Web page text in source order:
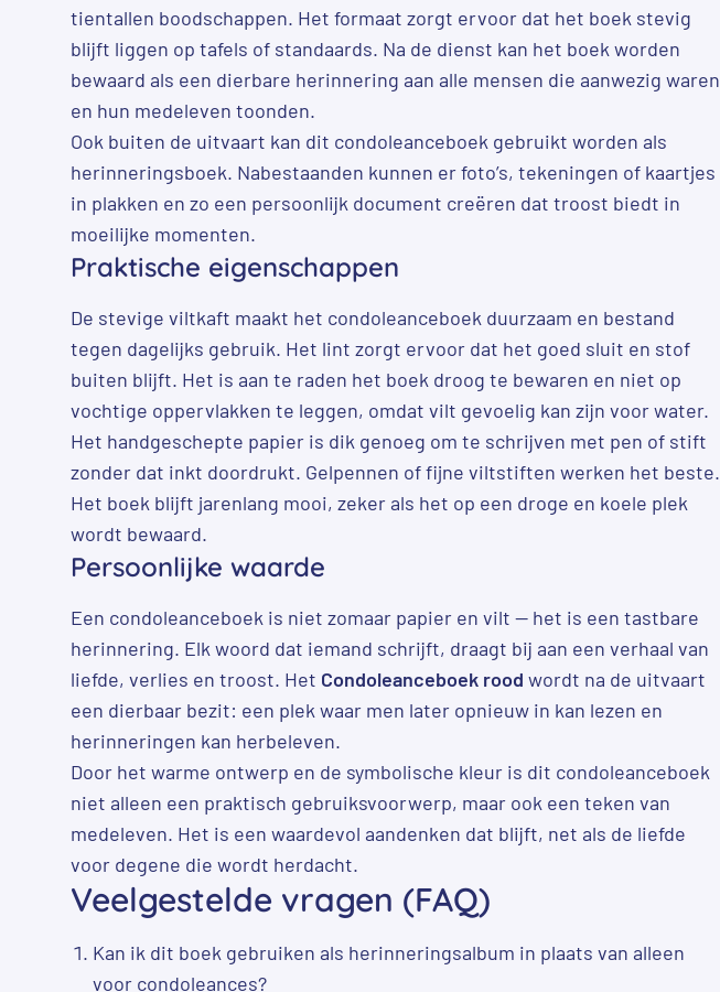
tientallen boodschappen. Het formaat zorgt ervoor dat het boek stevig
blijft liggen op tafels of standaards. Na de dienst kan het boek worden
bewaard als een dierbare herinnering aan alle mensen die aanwezig waren
en hun medeleven toonden.
Ook buiten de uitvaart kan dit condoleanceboek gebruikt worden als
herinneringsboek. Nabestaanden kunnen er foto’s, tekeningen of kaartjes
in plakken en zo een persoonlijk document creëren dat troost biedt in
moeilijke momenten.
Praktische eigenschappen
De stevige viltkaft maakt het condoleanceboek duurzaam en bestand
tegen dagelijks gebruik. Het lint zorgt ervoor dat het goed sluit en stof
buiten blijft. Het is aan te raden het boek droog te bewaren en niet op
vochtige oppervlakken te leggen, omdat vilt gevoelig kan zijn voor water.
Het handgeschepte papier is dik genoeg om te schrijven met pen of stift
zonder dat inkt doordrukt. Gelpennen of fijne viltstiften werken het beste.
Het boek blijft jarenlang mooi, zeker als het op een droge en koele plek
wordt bewaard.
Persoonlijke waarde
Een condoleanceboek is niet zomaar papier en vilt — het is een tastbare
herinnering. Elk woord dat iemand schrijft, draagt bij aan een verhaal van
liefde, verlies en troost. Het Condoleanceboek rood wordt na de uitvaart
een dierbaar bezit: een plek waar men later opnieuw in kan lezen en
herinneringen kan herbeleven.
Door het warme ontwerp en de symbolische kleur is dit condoleanceboek
niet alleen een praktisch gebruiksvoorwerp, maar ook een teken van
medeleven. Het is een waardevol aandenken dat blijft, net als de liefde
voor degene die wordt herdacht.
Veelgestelde vragen (FAQ)
Kan ik dit boek gebruiken als herinneringsalbum in plaats van alleen
voor condoleances?